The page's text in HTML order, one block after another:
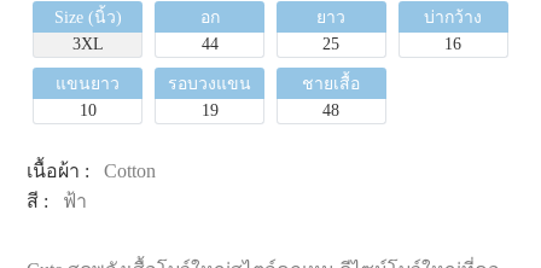
Size (นิ้ว)
3XL
อก
44
ยาว
25
บ่ากว้าง
16
แขนยาว
10
รอบวงแขน
19
ชายเสื้อ
48
เนื้อผ้า :Cotton
สี : ฟ้า